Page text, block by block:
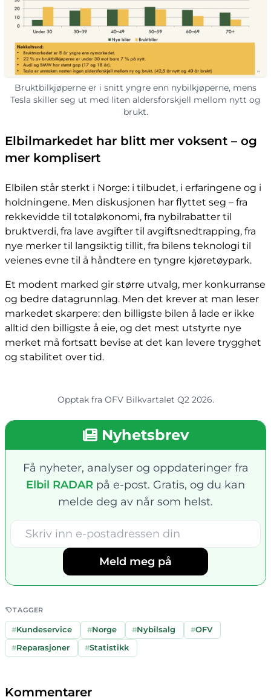
Bruktbilkjøperne er i snitt yngre enn nybilkjøperne, mens
Tesla skiller seg ut med liten aldersforskjell mellom nytt og
brukt.
Elbilmarkedet har blitt mer voksent – og
mer komplisert
Elbilen står sterkt i Norge: i tilbudet, i erfaringene og i
holdningene. Men diskusjonen har flyttet seg – fra
rekkevidde til totaløkonomi, fra nybilrabatter til
bruktverdi, fra lave avgifter til avgiftsnedtrapping, fra
nye merker til langsiktig tillit, fra bilens teknologi til
veienes evne til å håndtere en tyngre kjøretøypark.
Et modent marked gir større utvalg, mer konkurranse
og bedre datagrunnlag. Men det krever at man leser
markedet skarpere: den billigste bilen å lade er ikke
alltid den billigste å eie, og det mest utstyrte nye
merket må fortsatt bevise at det kan levere trygghet
og stabilitet over tid.
Opptak fra OFV Bilkvartalet Q2 2026.
Nyhetsbrev
Få nyheter, analyser og oppdateringer fra
Elbil RADAR på e-post. Gratis, og du kan
melde deg av når som helst.
Meld meg på
TAGGER
#Kundeservice #Norge #Nybilsalg #OFV
#Reparasjoner #Statistikk
Kommentarer